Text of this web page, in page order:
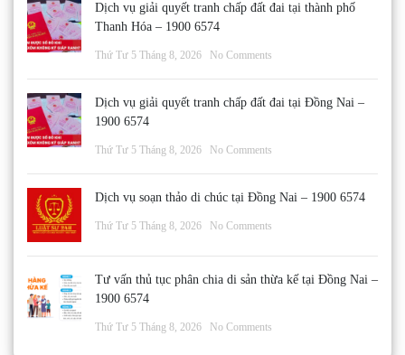
Dịch vụ giải quyết tranh chấp đất đai tại thành phố
Thanh Hóa – 1900 6574
Thứ Tư 5 Tháng 8, 2026 No Comments
Dịch vụ giải quyết tranh chấp đất đai tại Đồng Nai –
1900 6574
Thứ Tư 5 Tháng 8, 2026 No Comments
Dịch vụ soạn thảo di chúc tại Đồng Nai – 1900 6574
Thứ Tư 5 Tháng 8, 2026 No Comments
Tư vấn thủ tục phân chia di sản thừa kế tại Đồng Nai –
1900 6574
Thứ Tư 5 Tháng 8, 2026 No Comments